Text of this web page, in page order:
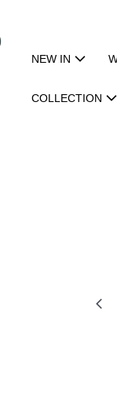
NEW IN
COLLECTION